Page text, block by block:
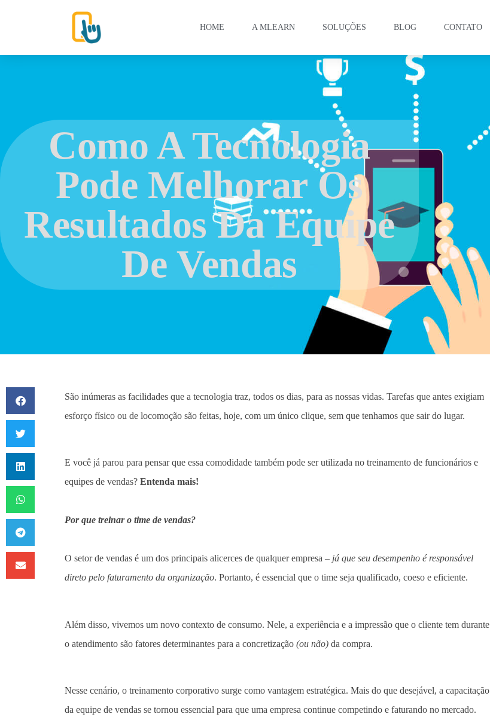
HOME A MLEARN SOLUÇÕES BLOG CONTATO
Como A Tecnologia
Pode Melhorar Os
Resultados Da Equipe
De Vendas
São inúmeras as facilidades que a tecnologia traz, todos os dias, para as nossas vidas. Tarefas que antes exigiam
esforço físico ou de locomoção são feitas, hoje, com um único clique, sem que tenhamos que sair do lugar.
E você já parou para pensar que essa comodidade também pode ser utilizada no treinamento de funcionários e
equipes de vendas? Entenda mais!
Por que treinar o time de vendas?
O setor de vendas é um dos principais alicerces de qualquer empresa – já que seu desempenho é responsável
direto pelo faturamento da organização. Portanto, é essencial que o time seja qualificado, coeso e eficiente.
Além disso, vivemos um novo contexto de consumo. Nele, a experiência e a impressão que o cliente tem durante
o atendimento são fatores determinantes para a concretização (ou não) da compra.
Nesse cenário, o treinamento corporativo surge como vantagem estratégica. Mais do que desejável, a capacitação
da equipe de vendas se tornou essencial para que uma empresa continue competindo e faturando no mercado.